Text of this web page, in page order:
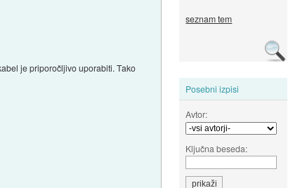
seznam tem
Posebni izpisi
Avtor:
Ključna beseda:
je priporočljivo uporabiti. Tako